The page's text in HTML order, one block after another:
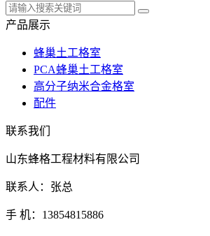
产品展示
蜂巢土工格室
PCA蜂巢土工格室
高分子纳米合金格室
配件
联系我们
山东蜂格工程材料有限公司
联系人：张总
手 机：13854815886